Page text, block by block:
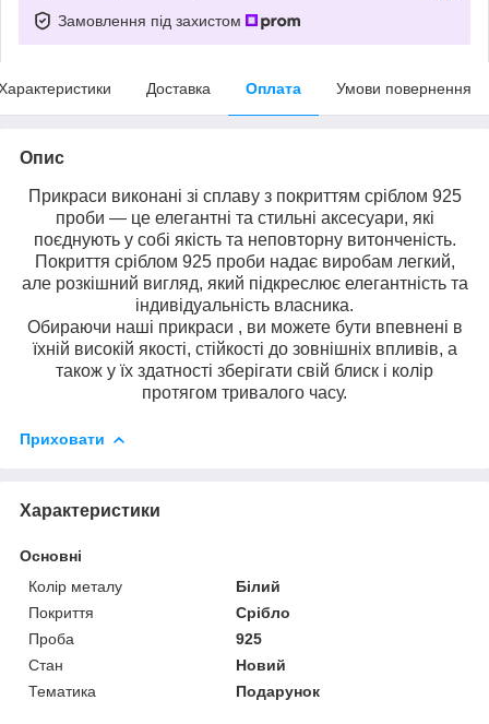
Замовлення під захистом
Доставка Оплата Умови повернення
Опис
Прикраси виконані зі сплаву з покриттям сріблом 925
проби — це елегантні та стильні аксесуари, які
поєднують у собі якість та неповторну витонченість.
Покриття сріблом 925 проби надає виробам легкий,
але розкішний вигляд, який підкреслює елегантність та
індивідуальність власника.
Обираючи наші прикраси , ви можете бути впевнені в
їхній високій якості, стійкості до зовнішніх впливів, а
також у їх здатності зберігати свій блиск і колір
протягом тривалого часу.
Приховати
Характеристики
Основні
Колір металу
Білий
Покриття
Срібло
Проба
925
Стан
Новий
Тематика
Подарунок